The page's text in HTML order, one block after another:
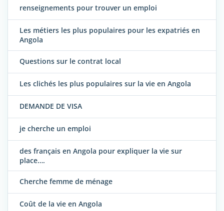
renseignements pour trouver un emploi
Les métiers les plus populaires pour les expatriés en
Angola
Questions sur le contrat local
Les clichés les plus populaires sur la vie en Angola
DEMANDE DE VISA
je cherche un emploi
des français en Angola pour expliquer la vie sur
place….
Cherche femme de ménage
Coût de la vie en Angola